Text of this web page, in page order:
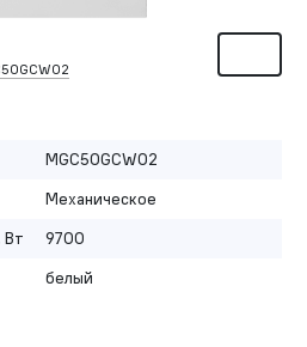
MGC50GCW02
Механическое
Вт
9700
белый